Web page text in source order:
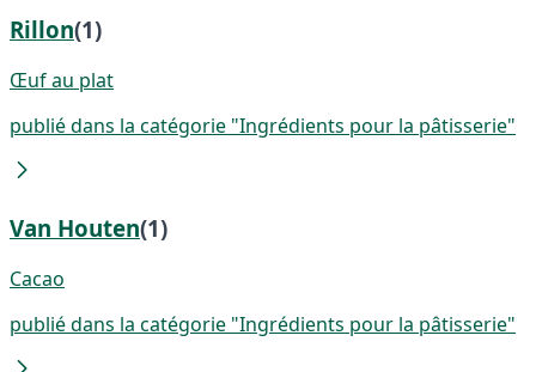
Rillon(1)
Œuf au plat
publié dans la catégorie "Ingrédients pour la pâtisserie"
Van Houten(1)
Cacao
publié dans la catégorie "Ingrédients pour la pâtisserie"